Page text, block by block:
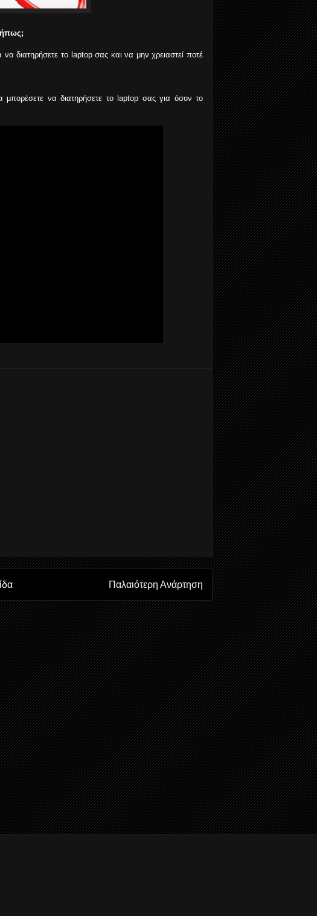
να διατηρήσετε το laptop σας και να μην χρειαστεί ποτέ
μπορέσετε να διατηρήσετε το laptop σας για όσον το
Παλαιότερη Ανάρτηση